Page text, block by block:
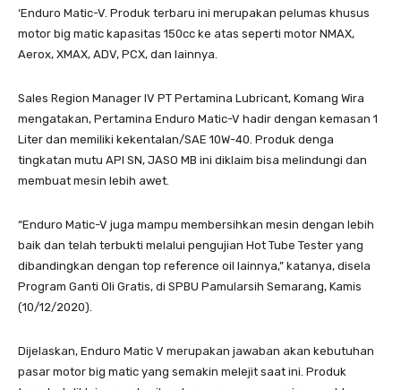
‘Enduro Matic-V. Produk terbaru ini merupakan pelumas khusus
motor big matic kapasitas 150cc ke atas seperti motor NMAX,
Aerox, XMAX, ADV, PCX, dan lainnya.
Sales Region Manager IV PT Pertamina Lubricant, Komang Wira
mengatakan, Pertamina Enduro Matic-V hadir dengan kemasan 1
Liter dan memiliki kekentalan/SAE 10W-40. Produk denga
tingkatan mutu API SN, JASO MB ini diklaim bisa melindungi dan
membuat mesin lebih awet.
“Enduro Matic-V juga mampu membersihkan mesin dengan lebih
baik dan telah terbukti melalui pengujian Hot Tube Tester yang
dibandingkan dengan top reference oil lainnya,” katanya, disela
Program Ganti Oli Gratis, di SPBU Pamularsih Semarang, Kamis
(10/12/2020).
Dijelaskan, Enduro Matic V merupakan jawaban akan kebutuhan
pasar motor big matic yang semakin melejit saat ini. Produk